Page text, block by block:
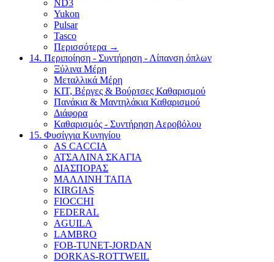
ND3
Yukon
Pulsar
Tasco
Περισσότερα →
14. Περιποίηση - Συντήρηση - Λίπανση όπλων
Ξύλινα Μέρη
Μεταλλικά Μέρη
ΚΙΤ, Βέργες & Βούρτσες Καθαρισμού
Πανάκια & Μαντηλάκια Καθαρισμού
Διάφορα
Καθαρισμός - Συντήρηση Αεροβόλου
15. Φυσίγγια Κυνηγίου
AS CACCIA
ΑΤΣΑΛΙΝΑ ΣΚΑΓΙΑ
ΔΙΑΣΠΟΡΑΣ
ΜΑΛΛΙΝΗ ΤΑΠΑ
KIRGIAS
FIOCCHI
FEDERAL
AGUILA
LAMBRO
FOB-TUNET-JORDAN
DORKAS-ROTTWEIL